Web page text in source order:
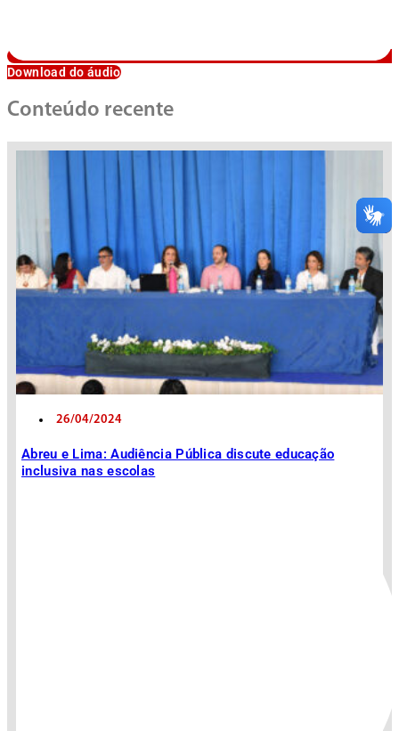
Download do áudio
Conteúdo recente
26/04/2024
Abreu e Lima: Audiência Pública discute educação
inclusiva nas escolas